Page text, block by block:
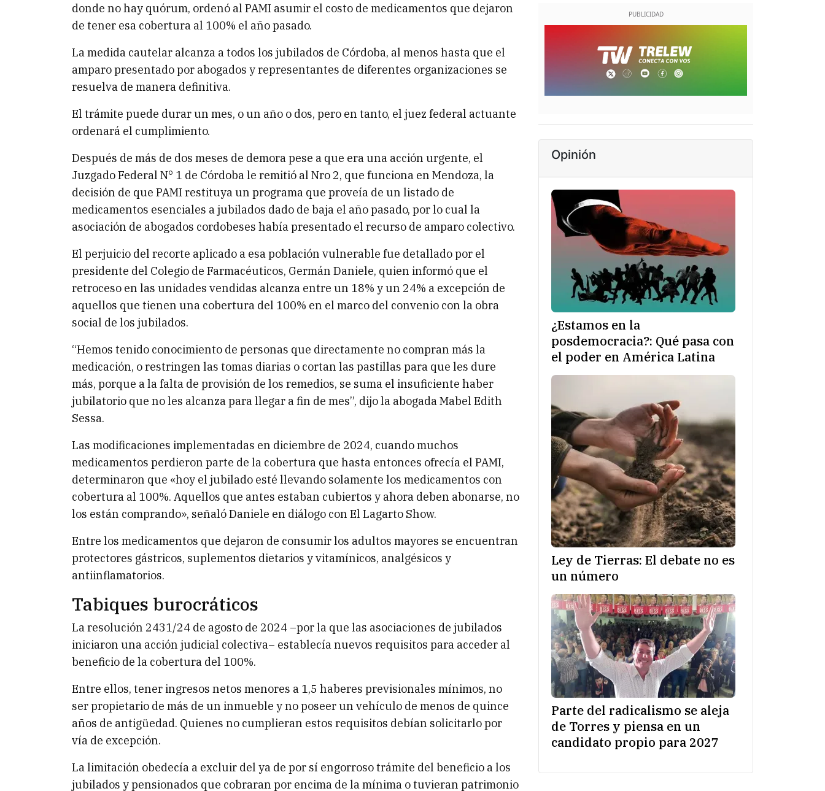
donde no hay quórum, ordenó al PAMI asumir el costo de medicamentos que dejaron
de tener esa cobertura al 100% el año pasado.
La medida cautelar alcanza a todos los jubilados de Córdoba, al menos hasta que el
amparo presentado por abogados y representantes de diferentes organizaciones se
resuelva de manera definitiva.
El trámite puede durar un mes, o un año o dos, pero en tanto, el juez federal actuante
ordenará el cumplimiento.
Después de más de dos meses de demora pese a que era una acción urgente, el
Juzgado Federal N° 1 de Córdoba le remitió al Nro 2, que funciona en Mendoza, la
decisión de que PAMI restituya un programa que proveía de un listado de
medicamentos esenciales a jubilados dado de baja el año pasado, por lo cual la
asociación de abogados cordobeses había presentado el recurso de amparo colectivo.
El perjuicio del recorte aplicado a esa población vulnerable fue detallado por el
presidente del Colegio de Farmacéuticos, Germán Daniele, quien informó que el
retroceso en las unidades vendidas alcanza entre un 18% y un 24% a excepción de
aquellos que tienen una cobertura del 100% en el marco del convenio con la obra
social de los jubilados.
“Hemos tenido conocimiento de personas que directamente no compran más la
medicación, o restringen las tomas diarias o cortan las pastillas para que les dure
más, porque a la falta de provisión de los remedios, se suma el insuficiente haber
jubilatorio que no les alcanza para llegar a fin de mes”, dijo la abogada Mabel Edith
Sessa.
Las modificaciones implementadas en diciembre de 2024, cuando muchos
medicamentos perdieron parte de la cobertura que hasta entonces ofrecía el PAMI,
determinaron que «hoy el jubilado esté llevando solamente los medicamentos con
cobertura al 100%. Aquellos que antes estaban cubiertos y ahora deben abonarse, no
los están comprando», señaló Daniele en diálogo con El Lagarto Show.
Entre los medicamentos que dejaron de consumir los adultos mayores se encuentran
protectores gástricos, suplementos dietarios y vitamínicos, analgésicos y
antiinflamatorios.
Tabiques burocráticos
La resolución 2431/24 de agosto de 2024 –por la que las asociaciones de jubilados
iniciaron una acción judicial colectiva– establecía nuevos requisitos para acceder al
beneficio de la cobertura del 100%.
Entre ellos, tener ingresos netos menores a 1,5 haberes previsionales mínimos, no
ser propietario de más de un inmueble y no poseer un vehículo de menos de quince
años de antigüedad. Quienes no cumplieran estos requisitos debían solicitarlo por
vía de excepción.
La limitación obedecía a excluir del ya de por sí engorroso trámite del beneficio a los
jubilados y pensionados que cobraran por encima de la mínima o tuvieran patrimonio
Opinión
¿Estamos en la
posdemocracia?: Qué pasa con
el poder en América Latina
Ley de Tierras: El debate no es
un número
Parte del radicalismo se aleja
de Torres y piensa en un
candidato propio para 2027